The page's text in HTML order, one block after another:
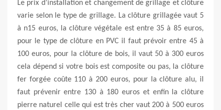
Le prix d’installation et changement de grillage et clôture
varie selon le type de grillage. La clôture grillagée vaut 5
à n15 euros, la clôture végétale est entre 35 à 85 euros,
pour le type de clôture en PVC il faut prévoir entre 45 à
100 euros, pour la clôture de bois, il vaut 50 à 300 euros
cela dépend si votre bois est composite ou pas, la clôture
fer forgée coûte 110 à 200 euros, pour la clôture alu, il
faut prévenir entre 130 à 180 euros et enfin la clôture
pierre naturel celle qui est très cher vaut 200 à 500 euros